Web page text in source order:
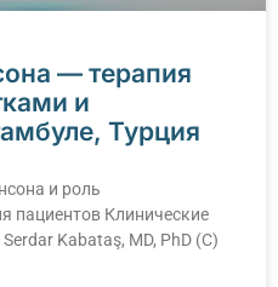
— терапия
и
Турция
и роль
пациентов Клинические
Kabataş, MD, PhD (C)